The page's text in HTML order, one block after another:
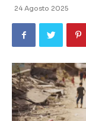
24 Agosto 2025